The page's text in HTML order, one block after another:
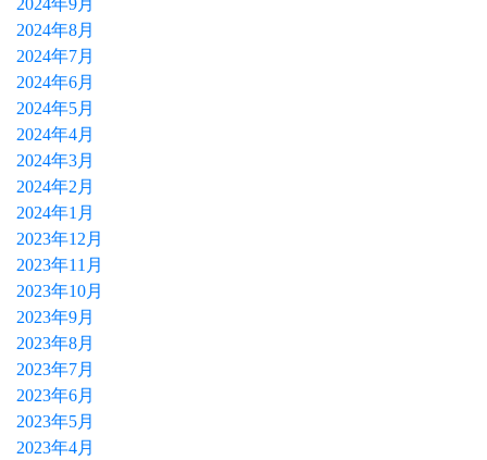
2024年9月
2024年8月
2024年7月
2024年6月
2024年5月
2024年4月
2024年3月
2024年2月
2024年1月
2023年12月
2023年11月
2023年10月
2023年9月
2023年8月
2023年7月
2023年6月
2023年5月
2023年4月